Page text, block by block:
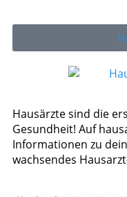
Hausärzte sind die
Gesundheit! Auf
Informationen zu
wachsendes